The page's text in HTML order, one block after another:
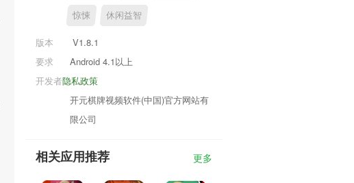
惊悚 休闲益智
版本
V1.8.1
要求
Android 4.1以上
隐私政策
开发者
开元棋牌视频软件(中国)官方网站有
限公司
相关应用推荐 更多